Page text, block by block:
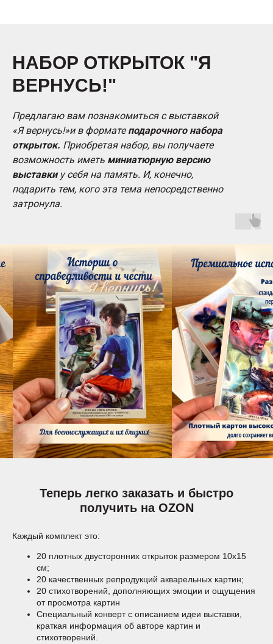
НАБОР ОТКРЫТОК "Я
ВЕРНУСЬ!"
Предлагаю вам познакомиться с выставкой
«Я вернусь!»и в форматеподарочного набора
открыток. Приобретая набор, вы получаете
возможность иметь миниатюрную версию
выставкиу себя на память. И, конечно,
подарить тем, кого эта тема непосредственно
затронула.
Теперь легко заказать и быстро
получить на OZON
Каждый комплект это:
20 плотных двусторонних открыток размером 10х15
см;
20 качественных репродукций акварельных картин;
20 стихотворений, дополняющих эмоции и ощущения
от просмотра картин
Специальный конверт с описанием идеи выставки,
краткая информация об авторе картин и
стихотворений.